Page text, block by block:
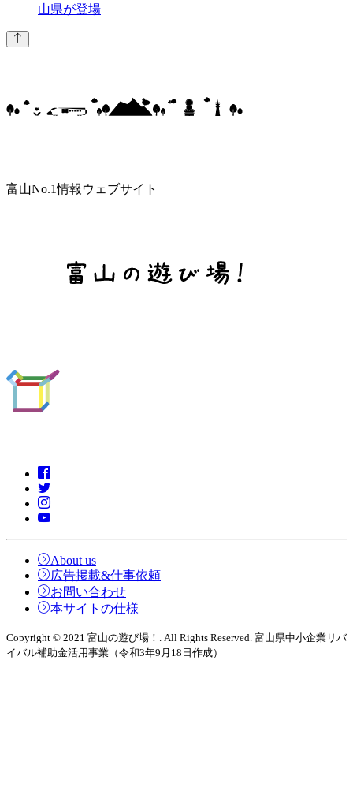
山県が登場
富山No.1情報ウェブサイト
About us
広告掲載&仕事依頼
お問い合わせ
本サイトの仕様
Copyright © 2021 富山の遊び場！. All Rights Reserved. 富山県中小企業リバ
イバル補助金活用事業（令和3年9月18日作成）